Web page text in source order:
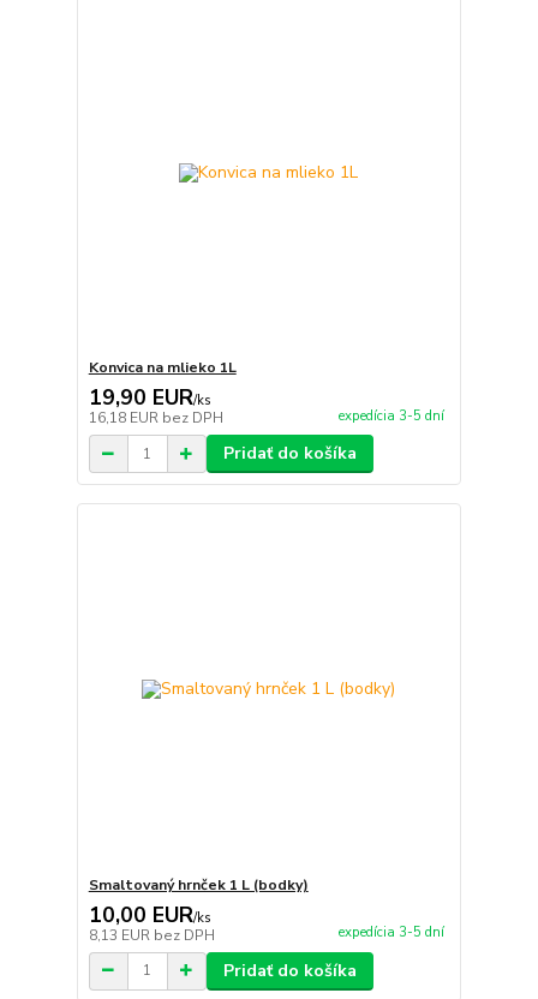
Konvica na mlieko 1L
19,90 EUR/ks
16,18 EUR bez DPH expedícia 3-5 dní
Pridať do košíka
Smaltovaný hrnček 1 L (bodky)
10,00 EUR/ks
8,13 EUR bez DPH expedícia 3-5 dní
Pridať do košíka